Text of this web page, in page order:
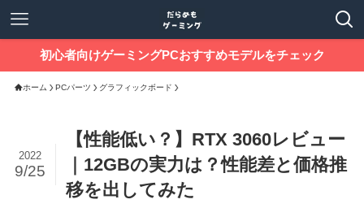
初心者向けゲーミングPCおすすめモデルをチェック
ホーム PCパーツ グラフィックボード
【性能低い？】RTX 3060レビュー
｜12GBの実力は？性能差と価格推
移を出してみた
2022
9/25